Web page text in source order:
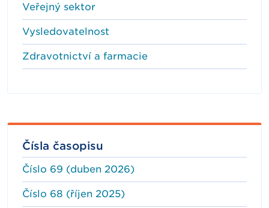
Veřejný sektor
Vysledovatelnost
Zdravotnictví a farmacie
Čísla časopisu
Číslo 69 (duben 2026)
Číslo 68 (říjen 2025)